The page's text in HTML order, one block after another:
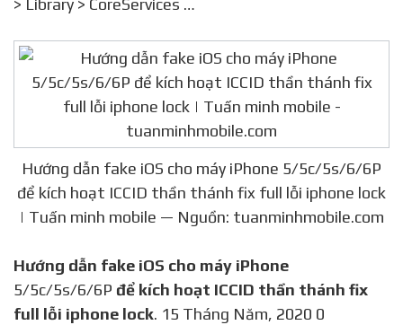
> Library > CoreServices …
Hướng dẫn fake iOS cho máy iPhone 5/5c/5s/6/6P
để kích hoạt ICCID thần thánh fix full lỗi iphone lock
| Tuấn minh mobile — Nguồn: tuanminhmobile.com
Hướng dẫn fake iOS cho máy iPhone
5/5c/5s/6/6P để kích hoạt ICCID thần thánh fix
full lỗi iphone lock. 15 Tháng Năm, 2020 0